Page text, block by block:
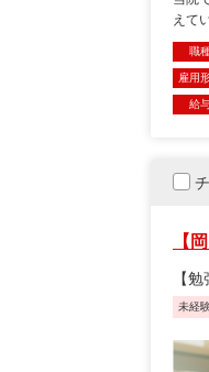
えて
職
雇用
給
【
【
未経